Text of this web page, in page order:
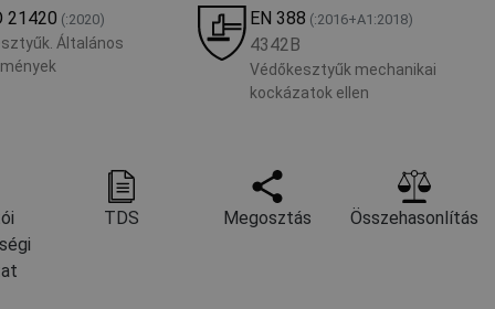
21420 (:2020)
Általános
EN 388 (:2016+A1:2018)
4342B
Védőkesztyűk mechanikai
kockázatok ellen
TDS Megosztás Összehasonlítás